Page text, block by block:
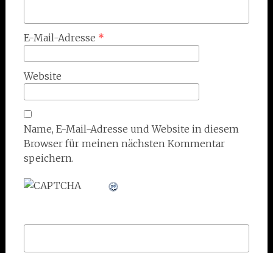
E-Mail-Adresse *
Website
Name, E-Mail-Adresse und Website in diesem
Browser für meinen nächsten Kommentar
speichern.